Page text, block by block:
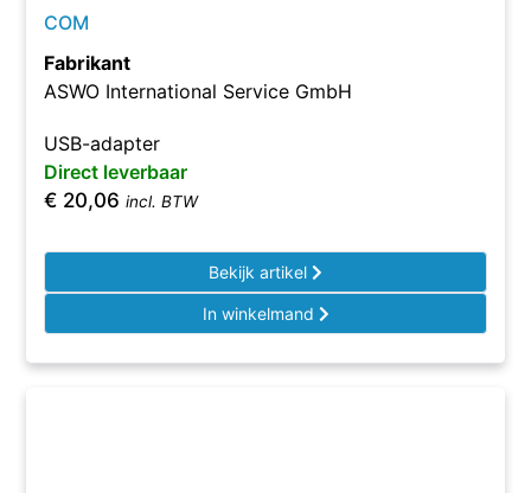
COM
Fabrikant
ASWO International Service GmbH
USB-adapter
Direct leverbaar
€ 20,06 incl. BTW
Bekijk artikel
In winkelmand